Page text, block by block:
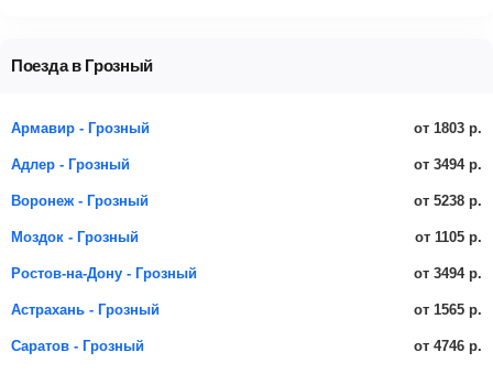
Поезда в Грозный
Армавир - Грозный от 1803 р.
Адлер - Грозный от 3494 р.
Воронеж - Грозный от 5238 р.
Моздок - Грозный от 1105 р.
Ростов-на-Дону - Грозный от 3494 р.
Астрахань - Грозный от 1565 р.
Саратов - Грозный от 4746 р.